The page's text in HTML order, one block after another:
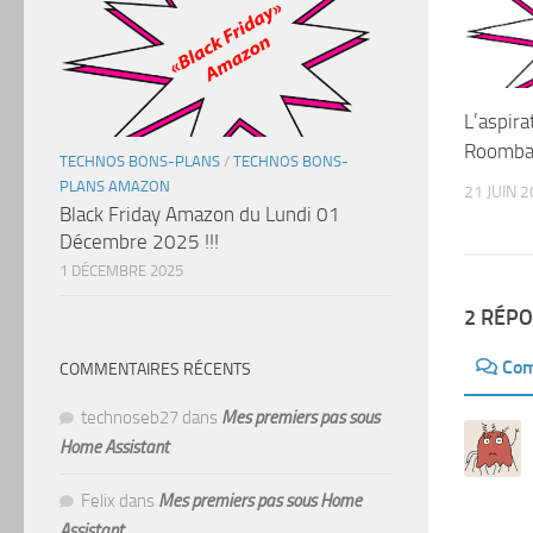
21 JUIN
2
TECHNOS BONS-PLANS / TECHNOS BONS-
PLANS AMAZON
Black Friday Amazon du Lundi 01
Décembre 2025 !!!
1 DÉCEMBRE 2025
COMMENTAIRES RÉCENTS
technoseb27 dans Mes premiers pas sous
Home Assistant
Felix dans Mes premiers pas sous Home